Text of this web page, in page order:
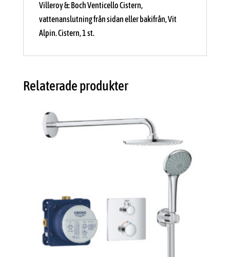
Villeroy &: Boch Venticello Cistern,
vattenanslutning från sidan eller bakifrån, Vit
Alpin. Cistern, 1 st.
Relaterade produkter